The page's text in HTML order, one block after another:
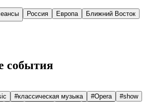
Россия Европа
Ближний Восток
события
#классическая музыка #Opera #show